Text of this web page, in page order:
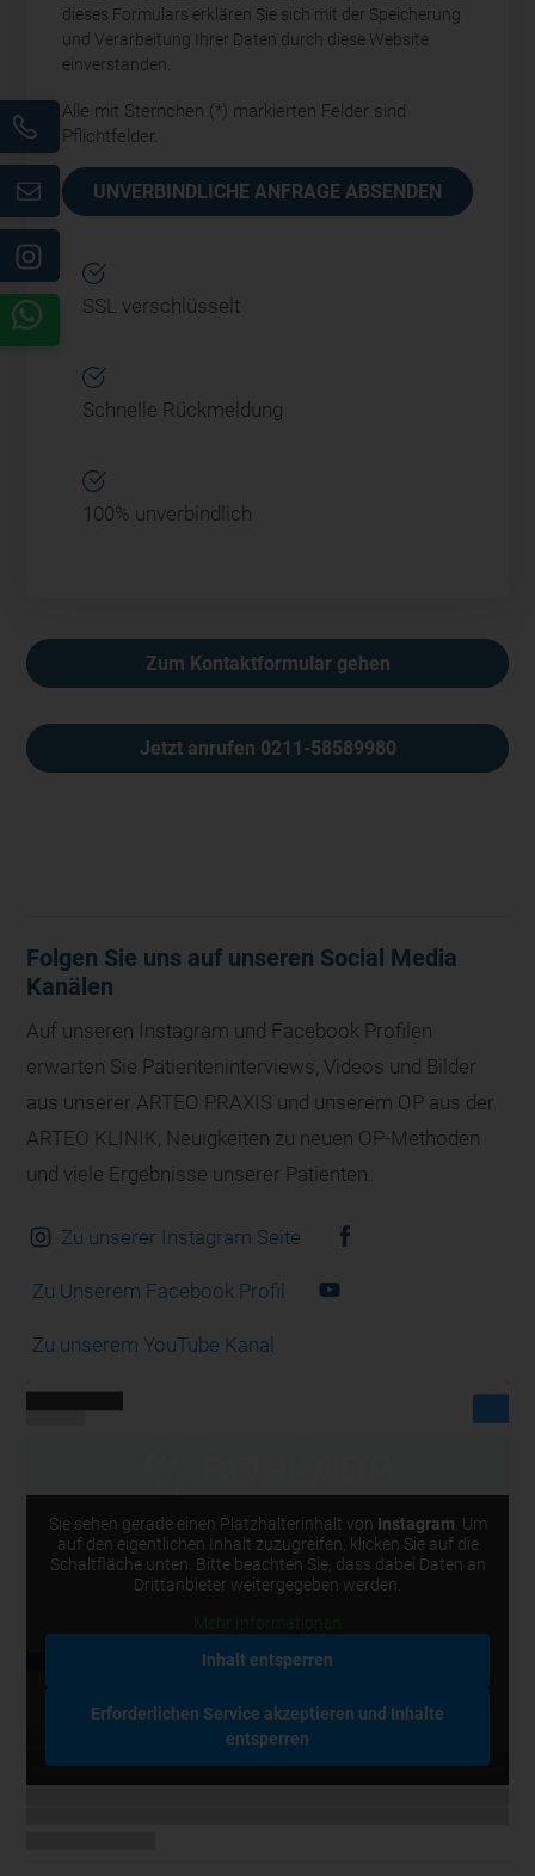
dieses Formulars erklären Sie sich mit der Speicherung
und Verarbeitung Ihrer Daten durch diese Website
einverstanden.
Alle mit Sternchen (*) markierten Felder sind
Pflichtfelder.
SSL verschlüsselt
Schnelle Rückmeldung
100% unverbindlich
Zum Kontaktformular gehen
Jetzt anrufen 0211-58589980
Folgen Sie uns auf unseren Social Media
Kanälen
Auf unseren Instagram und Facebook Profilen
erwarten Sie Patienteninterviews, Videos und Bilder
aus unserer ARTEO PRAXIS und unserem OP aus der
ARTEO KLINIK, Neuigkeiten zu neuen OP-Methoden
und viele Ergebnisse unserer Patienten.
Zu unserer Instagram Seite
Zu Unserem Facebook Profil
Zu unserem YouTube Kanal
Sie sehen gerade einen Platzhalterinhalt von Instagram . Um
auf den eigentlichen Inhalt zuzugreifen, klicken Sie auf die
Schaltfläche unten. Bitte beachten Sie, dass dabei Daten an
Drittanbieter weitergegeben werden.
Inhalt entsperren
Erforderlichen Service akzeptieren und Inhalte
entsperren